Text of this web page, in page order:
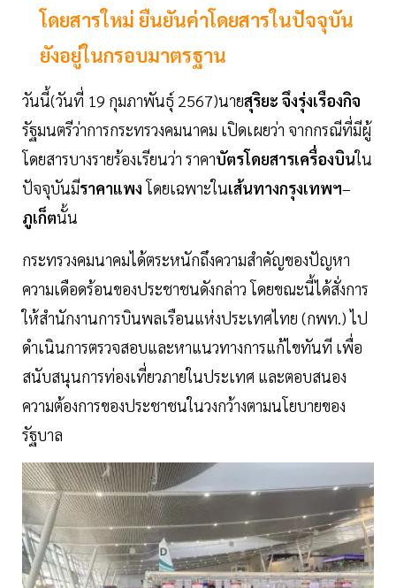
โดยสารใหม่ ยืนยันค่าโดยสารในปัจจุบัน
ยังอยู่ในกรอบมาตรฐาน
วันนี้(วันที่ 19 กุมภาพันธุ์ 2567)นายสุริยะ จึงรุ่งเรืองกิจ
รัฐมนตรีว่าการกระทรวงคมนาคม เปิดเผยว่า จากกรณีที่มีผู้
โดยสารบางรายร้องเรียนว่า ราคาบัตรโดยสารเครื่องบินใน
ปัจจุบันมีราคาแพงโดยเฉพาะในเส้นทางกรุงเทพฯ–
ภูเก็ตนั้น
กระทรวงคมนาคมได้ตระหนักถึงความสำคัญของปัญหา
ความเดือดร้อนของประชาชนดังกล่าว โดยขณะนี้ได้สั่งการ
ให้สำนักงานการบินพลเรือนแห่งประเทศไทย (กพท.) ไป
ดำเนินการตรวจสอบและหาแนวทางการแก้ไขทันที เพื่อ
สนับสนุนการท่องเที่ยวภายในประเทศ และตอบสนอง
ความต้องการของประชาชนในวงกว้างตามนโยบายของ
รัฐบาล